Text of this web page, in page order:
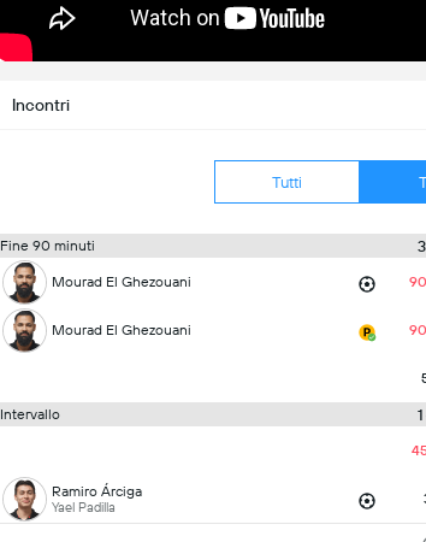
Incontri
Tutti
Fine 90 minuti
Mourad El Ghezouani
Mourad El Ghezouani
Intervallo
Ramiro Árciga
Yael Padilla